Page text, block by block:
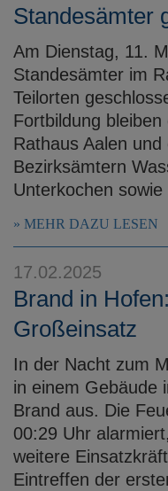
Standesämter
Am Dienstag, 11.
Standesämter im
Teilorten
Fortbildung
Rathaus Aalen
Bezirksämtern
Unterkochen
MEHR DAZU LESEN
17.02.2025
Brand in
Großeinsatz
In der Nacht zum
in einem Gebäude
Brand aus. Die
00:29 Uhr
weitere
Eintreffen der